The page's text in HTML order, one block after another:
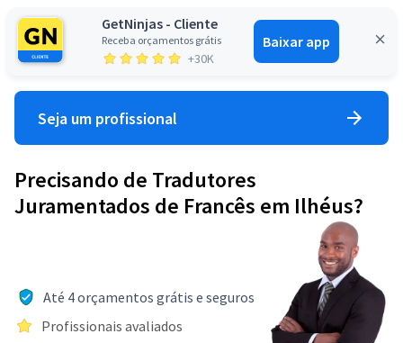
GetNinjas - Cliente
Receba orçamentos grátis
+30K
Baixar app
Entrar
Seja um profissional
Precisando de Tradutores
Juramentados de Francês em Ilhéus?
Até 4 orçamentos grátis e seguros
Profissionais avaliados